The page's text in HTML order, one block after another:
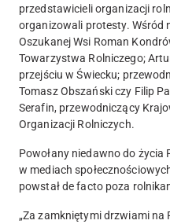
przedstawicieli organizacji
organizowali protesty. Wśród
Oszukanej Wsi Roman
Towarzystwa Rolniczego;
przejściu w Świecku;
Tomasz Obszański czy Filip
Serafin, przewodniczący
Organizacji Rolniczych.
Powołany niedawno do życia
w mediach
powstał de facto poza
„Za zamkniętymi drzwiami na